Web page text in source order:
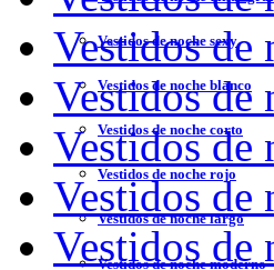
Vestidos de noche sexy
Vestidos de noche blanco
Vestidos de noche corto
Vestidos de noche rojo
Vestidos de noche largo
Vestidos de noche moderno
Vestidos de
Vestidos de
Vestidos de
Vestidos de
Vestidos de